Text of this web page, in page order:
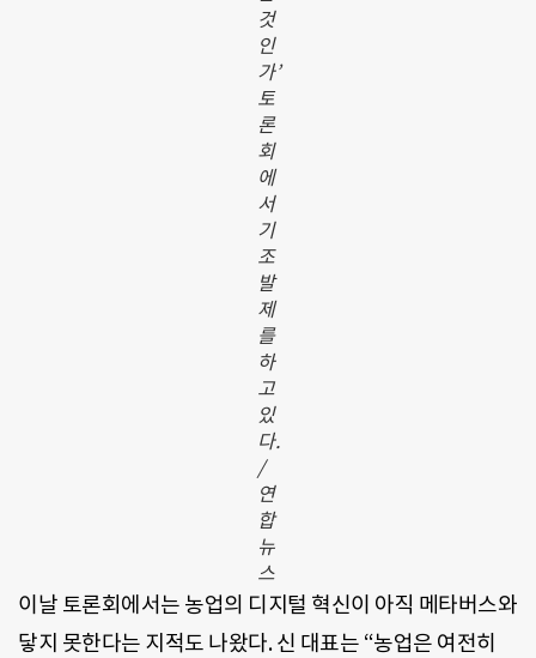
것
인
가’
토
론
회
에
서
기
조
발
제
를
하
고
있
다.
/
연
합
뉴
스
이날 토론회에서는 농업의 디지털 혁신이 아직 메타버스와
닿지 못한다는 지적도 나왔다. 신 대표는 “농업은 여전히